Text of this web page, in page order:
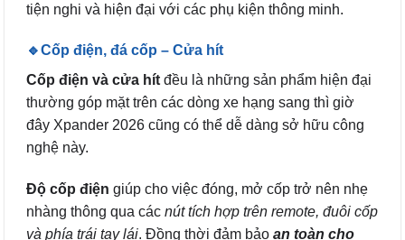
tiện nghi và hiện đại với các phụ kiện thông minh.
🔹Cốp điện, đá cốp – Cửa hít
Cốp điện và cửa hít đều là những sản phẩm hiện đại
thường góp mặt trên các dòng xe hạng sang thì giờ
đây Xpander 2026 cũng có thể dễ dàng sở hữu công
nghệ này.
Độ cốp điện giúp cho việc đóng, mở cốp trở nên nhẹ
nhàng thông qua các nút tích hợp trên remote, đuôi cốp
và phía trái tay lái. Đồng thời đảm bảo an toàn cho